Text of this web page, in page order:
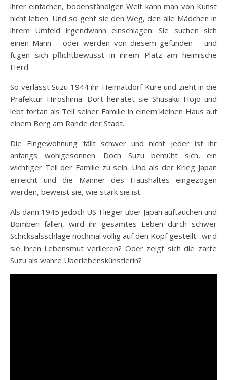
ihrer einfachen, bodenständigen Welt kann man von Kunst
nicht leben. Und so geht sie den Weg, den alle Mädchen in
ihrem Umfeld irgendwann einschlagen: Sie suchen sich
einen Mann – oder werden von diesem gefunden – und
fügen sich pflichtbewusst in ihrem Platz am heimische
Herd.
So verlässt Suzu 1944 ihr Heimatdorf Kure und zieht in die
Präfektur Hiroshima. Dort heiratet sie Shusaku Hojo und
lebt fortan als Teil seiner Familie in einem kleinen Haus auf
einem Berg am Rande der Stadt.
Die Eingewöhnung fällt schwer und nicht jeder ist ihr
anfangs wohlgesonnen. Doch Suzu bemüht sich, ein
wichtiger Teil der Familie zu sein. Und als der Krieg Japan
erreicht und die Männer des Haushaltes eingezogen
werden, beweist sie, wie stark sie ist.
Als dann 1945 jedoch US-Flieger über Japan auftauchen und
Bomben fallen, wird ihr gesamtes Leben durch schwer
Schicksalsschläge nochmal völlig auf den Kopf gestellt…wird
sie ihren Lebensmut verlieren? Oder zeigt sich die zarte
Suzu als wahre Überlebenskünstlerin?